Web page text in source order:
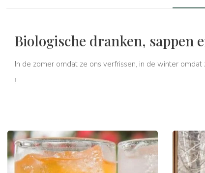
Biologische dranken, sappen
In de zomer omdat ze ons verfrissen, in de winter
!
Frisdranken,